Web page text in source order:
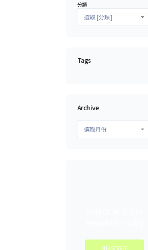
分類
Tags
Archive
SUBSCRIBE